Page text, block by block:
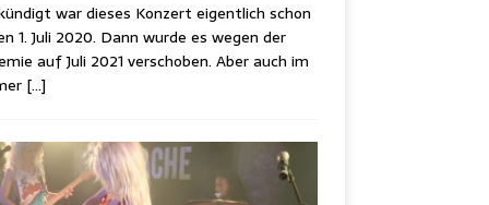
war dieses Konzert eigentlich schon
1. Juli 2020. Dann wurde es wegen der
auf Juli 2021 verschoben. Aber auch im
[…]